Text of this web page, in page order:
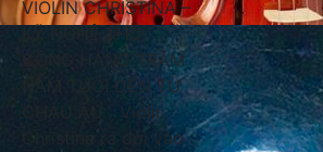
VIOLIN CHRISTINA –
KỸ NGHỆ THỦ
CÔNG HÀNG TRĂM
NĂM TUỔI ĐẾN TỪ
CHÂU ÂU Violin
Christina ra đời vào